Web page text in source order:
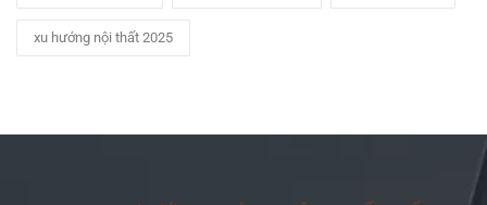
xu hướng nội thất 2025